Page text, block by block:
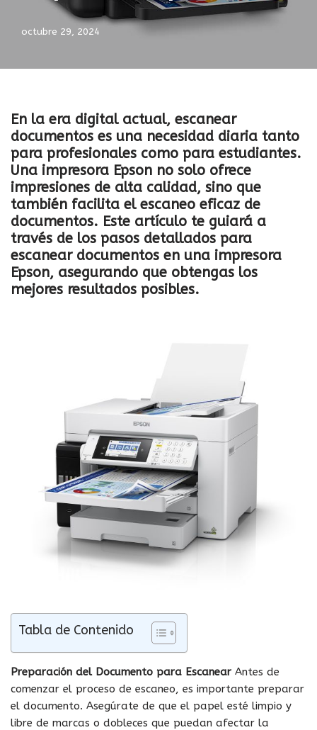
octubre 29, 2024
En la era digital actual, escanear
documentos es una necesidad diaria tanto
para profesionales como para estudiantes.
Una impresora Epson no solo ofrece
impresiones de alta calidad, sino que
también facilita el escaneo eficaz de
documentos. Este artículo te guiará a
través de los pasos detallados para
escanear documentos en una impresora
Epson, asegurando que obtengas los
mejores resultados posibles.
Tabla de Contenido
Preparación del Documento para Escanear Antes de
comenzar el proceso de escaneo, es importante preparar
el documento. Asegúrate de que el papel esté limpio y
libre de marcas o dobleces que puedan afectar la